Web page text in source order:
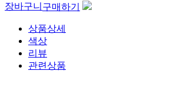
장바구니 구매하기
상품상세
색상
리뷰
관련상품